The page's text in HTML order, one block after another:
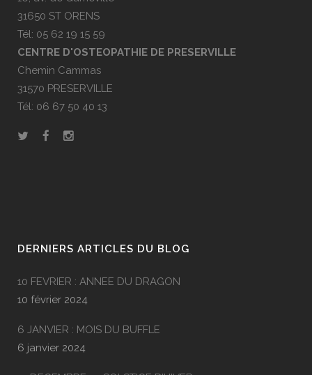
31650 ST ORENS
Tél: 05 62 19 15 59
CENTRE D'OSTEOPATHIE DE PRESERVILLE
Chemin Cammas
31570 PRESERVILLE
Tél: 06 67 50 40 13
DERNIERS ARTICLES DU BLOG
10 FEVRIER : ANNEE DU DRAGON
10 février 2024
6 JANVIER : MOIS DU BUFFLE
6 janvier 2024